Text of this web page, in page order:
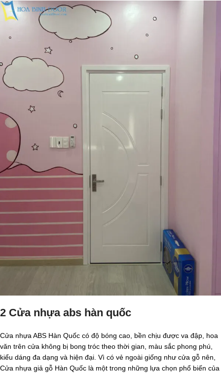
2 Cửa nhựa abs hàn quốc
Cửa nhựa ABS Hàn Quốc có độ bóng cao, bền chịu được va đập, hoa
văn trên cửa không bị bong tróc theo thời gian, màu sắc phong phú,
kiểu dáng đa dạng và hiện đại. Vì có vẻ ngoài giống như cửa gỗ nên,
Cửa nhựa giả gỗ Hàn Quốc là một trong những lựa chọn phổ biến của